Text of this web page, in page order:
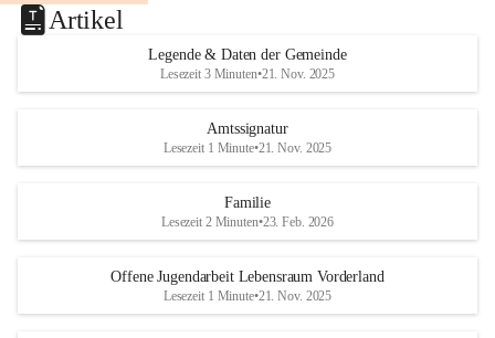
Artikel
Legende & Daten der Gemeinde
Lesezeit 3 Minuten•21. Nov. 2025
Amtssignatur
Lesezeit 1 Minute•21. Nov. 2025
Familie
Lesezeit 2 Minuten•23. Feb. 2026
Offene Jugendarbeit Lebensraum Vorderland
Lesezeit 1 Minute•21. Nov. 2025